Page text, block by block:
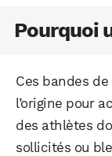
Pourquoi
Ces bandes
l’origine pour
des athlètes
sollicités ou